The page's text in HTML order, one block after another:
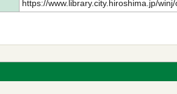
https://www.library.city.hiroshima.jp/